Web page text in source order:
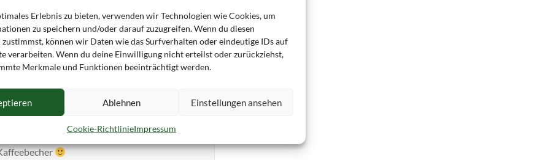
Erlebnis zu bieten, verwenden wir Technologien wie Cookies, um
zu speichern und/oder darauf zuzugreifen. Wenn du diesen
zustimmst, können wir Daten wie das Surfverhalten oder eindeutige IDs auf
verarbeiten. Wenn du deine Einwilligung nicht erteilst oder zurückziehst,
Merkmale und Funktionen beeinträchtigt werden.
Ablehnen Einstellungen ansehen
Cookie-RichtlinieImpressum
Franke - Fantasy
Uhr
hold ist! „Jamies Quest“ ist soooo toll